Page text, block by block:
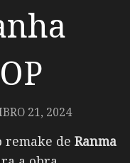
21, 2024
remake de Ranma